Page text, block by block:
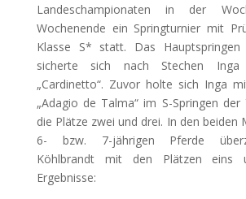
Landeschampionaten in der
Wochenende ein Springturnier mit
Klasse S* statt. Das
sicherte sich nach Stechen
„Cardinetto“. Zuvor holte sich Inga
„Adagio de Talma“ im S-Springen
die Plätze zwei und drei. In den beiden
6- bzw. 7-jährigen Pferde
Köhlbrandt mit den Plätzen eins
Ergebnisse: